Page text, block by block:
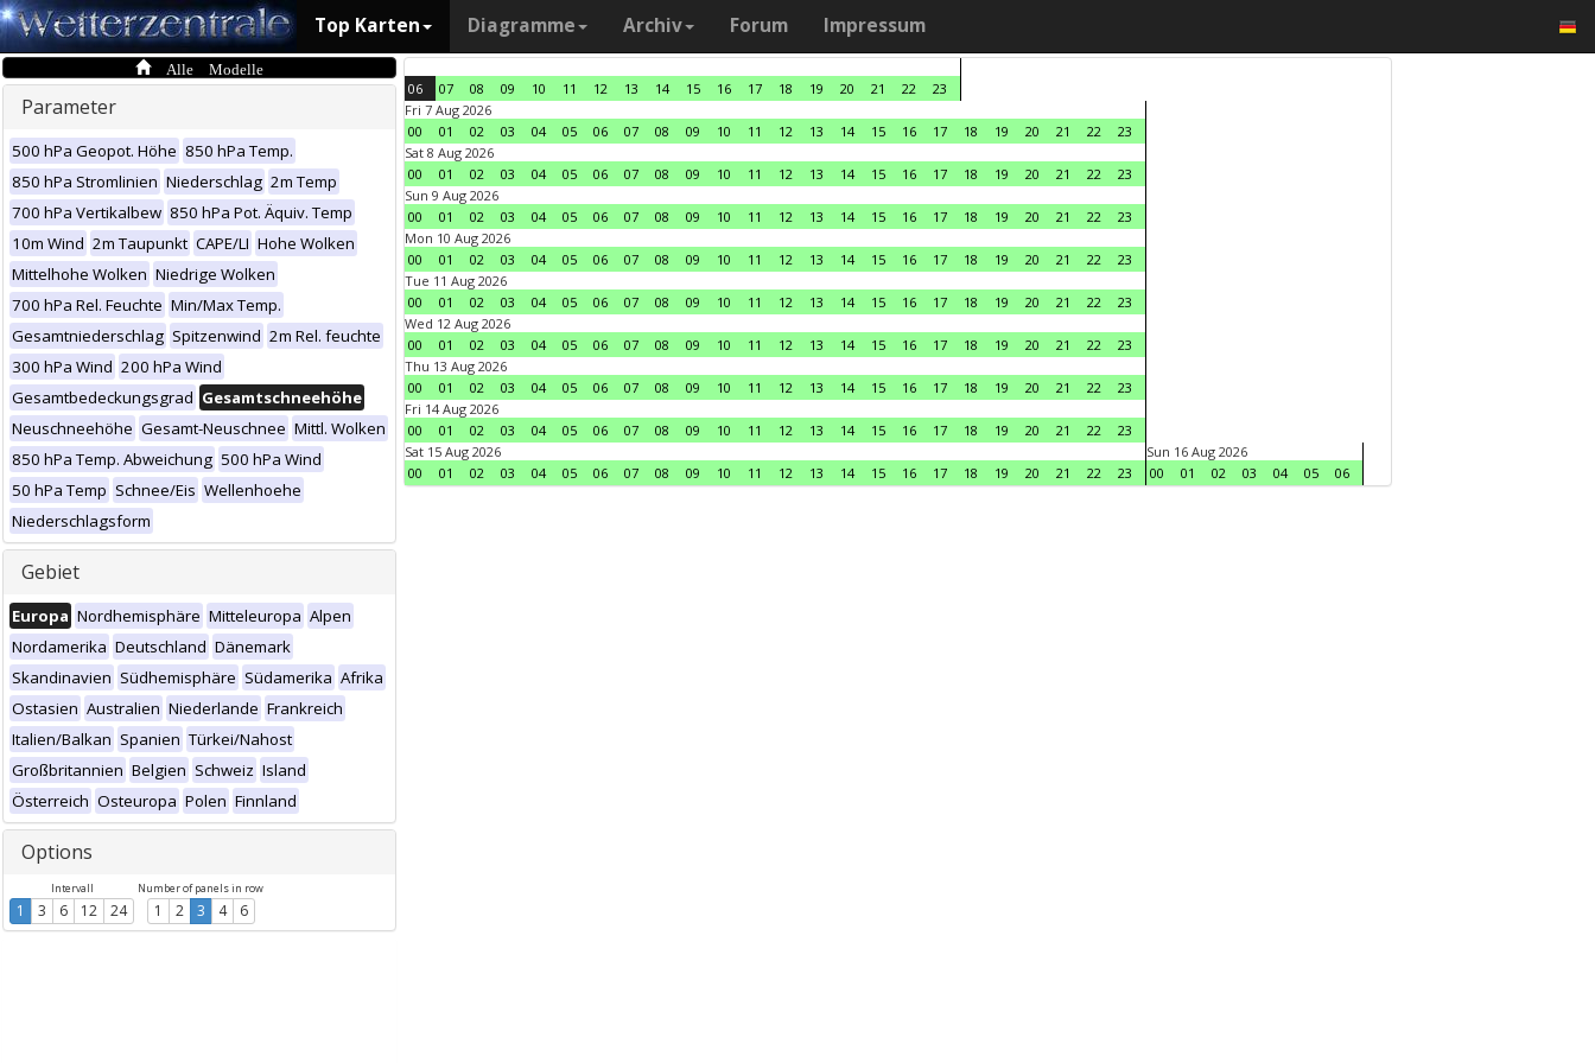
Top Karten Diagramme Archiv Forum Impressum
Alle Modelle
Parameter
500 hPa Geopot. Höhe 850 hPa Temp.
850 hPa Stromlinien Niederschlag 2m Temp
700 hPa Vertikalbew 850 hPa Pot. Äquiv. Temp
10m Wind 2m Taupunkt CAPE/LI Hohe Wolken
Mittelhohe Wolken Niedrige Wolken
700 hPa Rel. Feuchte Min/Max Temp.
Gesamtniederschlag Spitzenwind 2m Rel. feuchte
300 hPa Wind 200 hPa Wind
Gesamtbedeckungsgrad Gesamtschneehöhe
Neuschneehöhe Gesamt-Neuschnee Mittl. Wolken
850 hPa Temp. Abweichung 500 hPa Wind
50 hPa Temp Schnee/Eis Wellenhoehe
Niederschlagsform
Gebiet
Europa Nordhemisphäre Mitteleuropa Alpen
Nordamerika Deutschland Dänemark
Skandinavien Südhemisphäre Südamerika Afrika
Ostasien Australien Niederlande Frankreich
Italien/Balkan Spanien Türkei/Nahost
Großbritannien Belgien Schweiz Island
Österreich Osteuropa Polen Finnland
Options
Intervall
1 3 6 12 24
Number of panels in row
1 2 3 4 6
06 07 08 09 10 11 12 13 14 15 16 17 18 19 20 21 22
23
Fri 7 Aug 2026
00
01 02 03 04 05 06 07 08 09 10 11 12 13 14 15 16 17 18 19 20 21 22
23
Sat 8 Aug 2026
00
01 02 03 04 05 06 07 08 09 10 11 12 13 14 15 16 17 18 19 20 21 22
23
Sun 9 Aug 2026
00
01 02 03 04 05 06 07 08 09 10 11 12 13 14 15 16 17 18 19 20 21 22
23
Mon 10 Aug 2026
00
01 02 03 04 05 06 07 08 09 10 11 12 13 14 15 16 17 18 19 20 21 22
23
Tue 11 Aug 2026
00
01 02 03 04 05 06 07 08 09 10 11 12 13 14 15 16 17 18 19 20 21 22
23
Wed 12 Aug 2026
00
01 02 03 04 05 06 07 08 09 10 11 12 13 14 15 16 17 18 19 20 21 22
23
Thu 13 Aug 2026
00
01 02 03 04 05 06 07 08 09 10 11 12 13 14 15 16 17 18 19 20 21 22
23
Fri 14 Aug 2026
00
01 02 03 04 05 06 07 08 09 10 11 12 13 14 15 16 17 18 19 20 21 22
23
Sat 15 Aug 2026
00
01 02 03 04 05 06 07 08 09 10 11 12 13 14 15 16 17 18 19 20 21 22 23
Sun 16 Aug 2026
00
01 02 03 04 05 06